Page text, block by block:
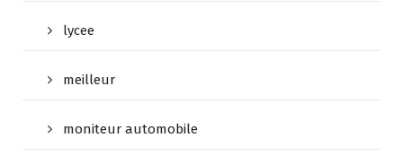
lycee
meilleur
moniteur automobile